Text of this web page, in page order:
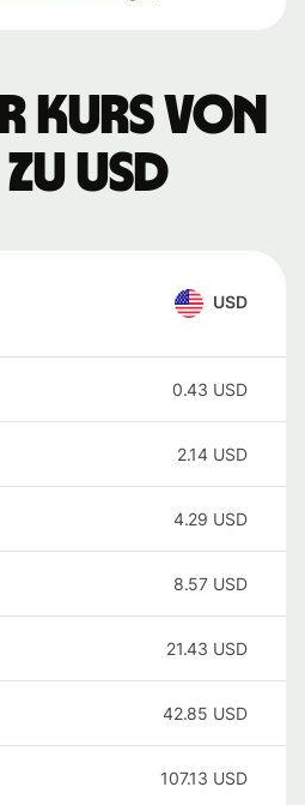
Kurs von
USD
USD
0.43 USD
2.14 USD
4.29 USD
8.57 USD
21.43 USD
42.85 USD
107.13 USD